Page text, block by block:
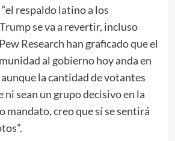
respaldo latino a los
se va a revertir, incluso
Research han graficado que el
al gobierno hoy anda en
la cantidad de votantes
ni sean un grupo decisivo en la
mandato, creo que sí se sentirá